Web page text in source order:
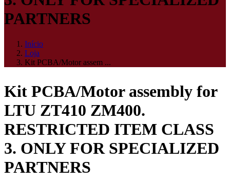
PARTNERS
Início
Loja
Kit PCBA/Motor assem ...
Kit PCBA/Motor assembly for
LTU ZT410 ZM400.
RESTRICTED ITEM CLASS
3. ONLY FOR SPECIALIZED
PARTNERS